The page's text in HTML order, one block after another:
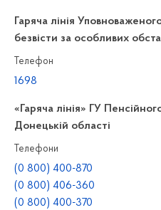
Гаряча лінія
безвісти за особливих
Телефон
1698
«Гаряча лінія» ГУ
Донецькій області
Телефони
(0 800) 400-870
(0 800) 406-360
(0 800) 400-370